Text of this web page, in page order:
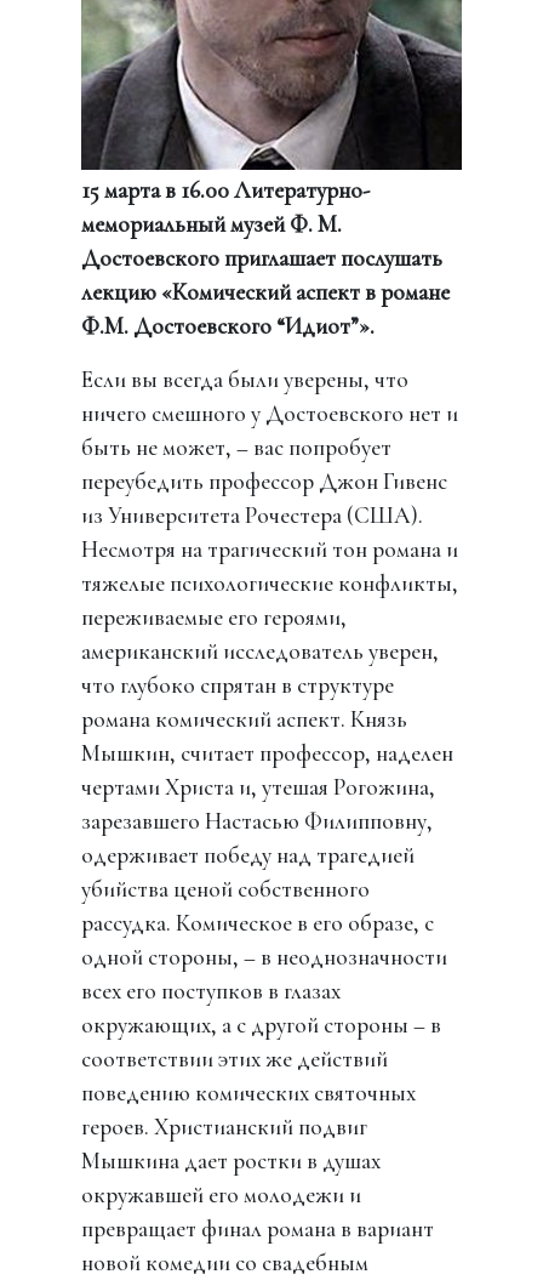
15 марта в 16.00 Литературно-
мемориальный музей Ф. М.
Достоевского приглашает послушать
лекцию «Комический аспект в романе
Ф.М. Достоевского “Идиот”».
Если вы всегда были уверены, что
ничего смешного у Достоевского нет и
быть не может, – вас попробует
переубедить профессор Джон Гивенс
из Университета Рочестера (США).
Несмотря на трагический тон романа и
тяжелые психологические конфликты,
переживаемые его героями,
американский исследователь уверен,
что глубоко спрятан в структуре
романа комический аспект. Князь
Мышкин, считает профессор, наделен
чертами Христа и, утешая Рогожина,
зарезавшего Настасью Филипповну,
одерживает победу над трагедией
убийства ценой собственного
рассудка. Комическое в его образе, с
одной стороны, – в неоднозначности
всех его поступков в глазах
окружающих, а с другой стороны – в
соответствии этих же действий
поведению комических святочных
героев. Христианский подвиг
Мышкина дает ростки в душах
окружавшей его молодежи и
превращает финал романа в вариант
новой комедии со свадебным